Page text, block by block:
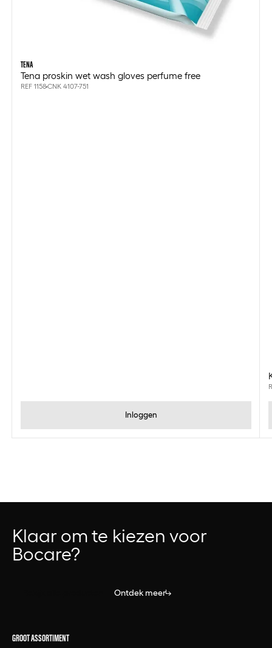
TENA
Tena proskin wet wash gloves perfume free
REF 1158CNK 4107-751
Inloggen
Klaar om te kiezen voor
Bocare?
Ontdek meer
GROOT ASSORTIMENT